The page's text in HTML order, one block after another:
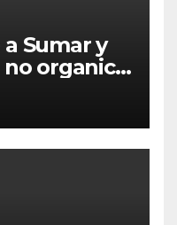
Sumar y
organice
nacional»